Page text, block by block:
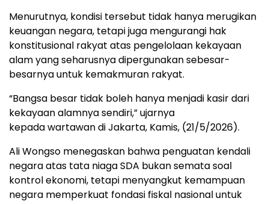
Menurutnya, kondisi tersebut tidak hanya merugikan
keuangan negara, tetapi juga mengurangi hak
konstitusional rakyat atas pengelolaan kekayaan
alam yang seharusnya dipergunakan sebesar-
besarnya untuk kemakmuran rakyat.
“Bangsa besar tidak boleh hanya menjadi kasir dari
kekayaan alamnya sendiri,” ujarnya
kepada wartawan di Jakarta, Kamis, (21/5/2026).
Ali Wongso menegaskan bahwa penguatan kendali
negara atas tata niaga SDA bukan semata soal
kontrol ekonomi, tetapi menyangkut kemampuan
negara memperkuat fondasi fiskal nasional untuk